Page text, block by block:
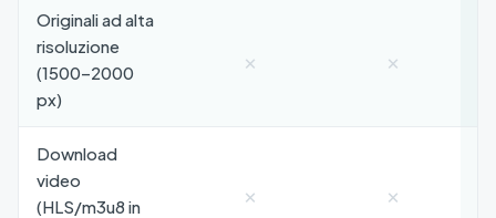
Originali ad alta
risoluzione
(1500–2000
px)
× ×
Download
video
(HLS/m3u8 in
× ×